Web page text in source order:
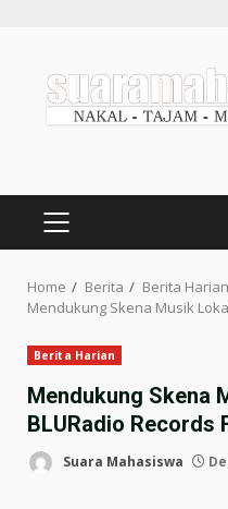
Home Berita
Berita Harian
Mendukung Skena Musik
Berita Harian
Mendukung Skena
BLURadio Records
Suara Mahasiswa